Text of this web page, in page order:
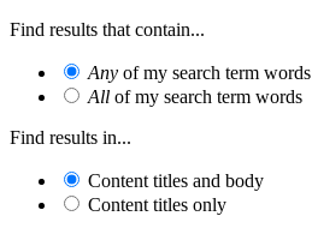
Find results that contain...
Any of my search term words
All of my search term words
Find results in...
Content titles and body
Content titles only